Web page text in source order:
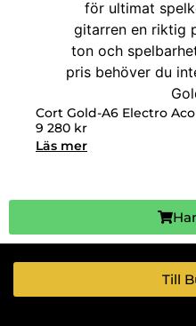
Cort Gold-A6 Electro
9 280 kr
Läs mer
Till